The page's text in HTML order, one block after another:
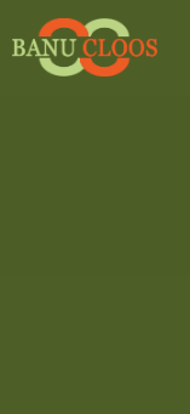
Inhalt
springen